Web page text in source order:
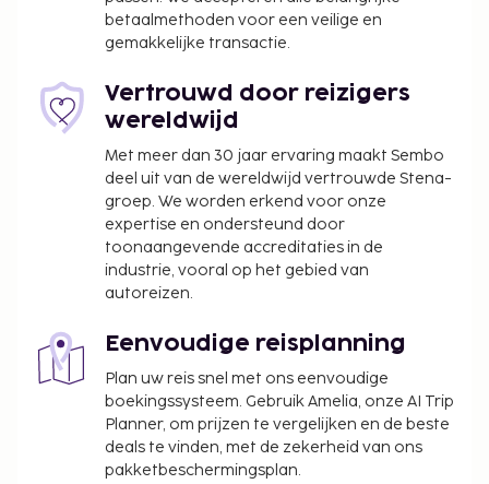
tot 10.00 uur.
Toeslag voor het ontbijtbuffet: ca. EUR 14 per
persoon
Toeslag voor huisdieren: EUR 8 per huisdier, per
dag
Assistentiedieren zijn vrijgesteld van toeslagen
Deze lijst is mogelijk niet volledig. Toeslagen en
borgsommen zijn mogelijk excl. btw en kunnen
Het seizoensgebonden zwembad is geopend
Je kunt na overleg met de accommodatie
huisdieren meenemen (hiervoor gelden
toeslagen, die je kunt nalezen in de sectie
'Kosten'). De contactgegevens van de
accommodatie vind je in de
boekingsbevestiging.
betaalmethoden voor een veilige en
gemakkelijke transactie.
Vertrouwd door reizigers
wereldwijd
Met meer dan 30 jaar ervaring maakt Sembo
deel uit van de wereldwijd vertrouwde Stena-
groep. We worden erkend voor onze
expertise en ondersteund door
toonaangevende accreditaties in de
industrie, vooral op het gebied van
autoreizen.
Eenvoudige reisplanning
Plan uw reis snel met ons eenvoudige
boekingssysteem. Gebruik Amelia, onze AI Trip
Planner, om prijzen te vergelijken en de beste
deals te vinden, met de zekerheid van ons
pakketbeschermingsplan.